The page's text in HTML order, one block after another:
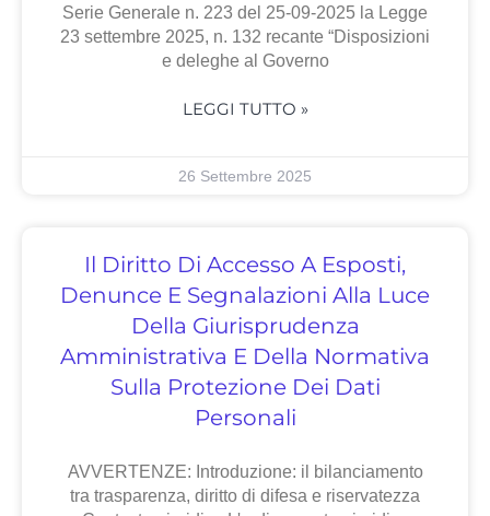
Serie Generale n. 223 del 25-09-2025 la Legge
23 settembre 2025, n. 132 recante “Disposizioni
e deleghe al Governo
LEGGI TUTTO »
26 Settembre 2025
Il Diritto Di Accesso A Esposti,
Denunce E Segnalazioni Alla Luce
Della Giurisprudenza
Amministrativa E Della Normativa
Sulla Protezione Dei Dati
Personali
AVVERTENZE: Introduzione: il bilanciamento
tra trasparenza, diritto di difesa e riservatezza